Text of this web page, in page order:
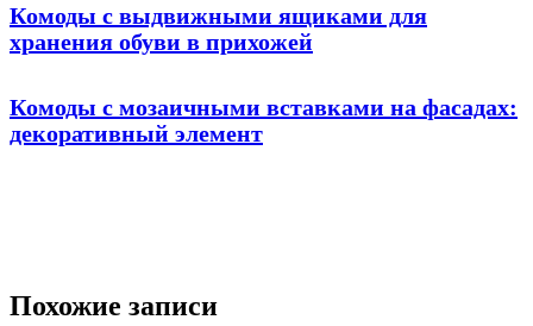
Комоды с выдвижными ящиками для
хранения обуви в прихожей
Комоды с мозаичными вставками на фасадах:
декоративный элемент
Похожие записи